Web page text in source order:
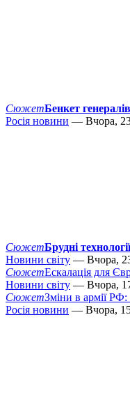
СюжетБенкет
Росія новини — Вчора,
СюжетБрудні
Новини світу — Вчора,
СюжетЕскалація для
Новини світу — Вчора,
СюжетЗміни в армії РФ:
Росія новини — Вчора,